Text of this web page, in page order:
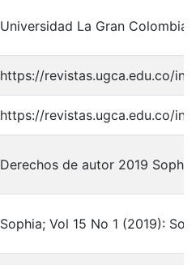
Universidad La Gran Colombia
https://revistas.ugca.edu.co/
https://revistas.ugca.edu.co/
Derechos de autor 2019 Sophia
Sophia; Vol 15 No 1 (2019):